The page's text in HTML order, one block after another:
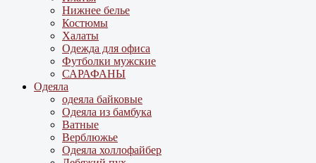
Нижнее белье
Костюмы
Халаты
Одежда для офиса
Футболки мужские
САРАФАНЫ
Одеяла
одеяла байковые
Одеяла из бамбука
Ватные
Верблюжье
Одеяла холлофайбер